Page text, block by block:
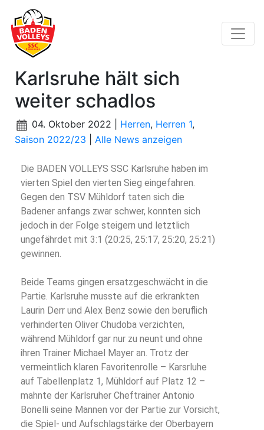
Karlsruhe hält sich
weiter schadlos
04. Oktober 2022 | Herren, Herren 1,
Saison 2022/23
Alle News anzeigen
Die BADEN VOLLEYS SSC Karlsruhe haben im
vierten Spiel den vierten Sieg eingefahren.
Gegen den TSV Mühldorf taten sich die
Badener anfangs zwar schwer, konnten sich
jedoch in der Folge steigern und letztlich
ungefährdet mit 3:1 (20:25, 25:17, 25:20, 25:21)
gewinnen.
Beide Teams gingen ersatzgeschwächt in die
Partie. Karlsruhe musste auf die erkrankten
Laurin Derr und Alex Benz sowie den beruflich
verhinderten Oliver Chudoba verzichten,
während Mühldorf gar nur zu neunt und ohne
ihren Trainer Michael Mayer an. Trotz der
vermeintlich klaren Favoritenrolle – Karsrluhe
auf Tabellenplatz 1, Mühldorf auf Platz 12 –
mahnte der Karlsruher Cheftrainer Antonio
Bonelli seine Mannen vor der Partie zur Vorsicht,
die Spiel- und Aufschlagstärke der Oberbayern